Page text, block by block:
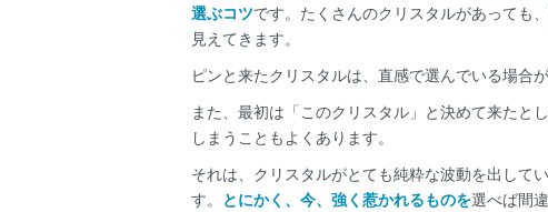
選ぶコツです。たくさんのクリスタルがあっても、
見えてきます。
ピンと来たクリスタルは、直感で選んでいる場合
また、最初は「このクリスタル」と決めて来たと
しまうこともよくあります。
それは、クリスタルがとても純粋な波動を出してい
す。 とにかく、今、強く惹かれるものを選べば間